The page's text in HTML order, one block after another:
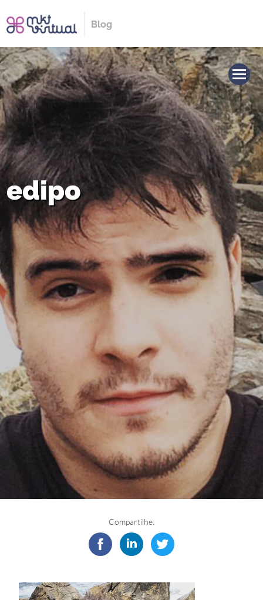
Blog
edipo
Compartilhe: